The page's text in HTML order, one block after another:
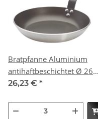
Bratpfanne Aluminium
antihaftbeschichtet Ø 26
cm
26,23 € *